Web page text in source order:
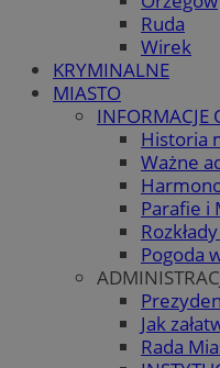
Ruda
Wirek
KRYMINALNE
MIASTO
INFORMACJE
Historia
Ważne
Parafie i
Pogoda
Jak
Rada